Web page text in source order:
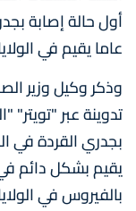
عاما يقيم في
وذكر وكيل وزير
تدوينة عبر
يقيم بشكل دائم
بالفيروس في